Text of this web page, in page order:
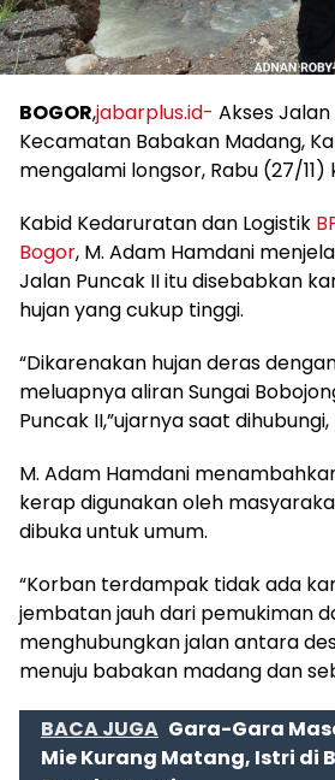
BOGOR,jabarplus.id- Akses Jalan
Kecamatan Babakan Madang,
mengalami longsor, Rabu (27/11)
Kabid Kedaruratan dan Logistik
Bogor, M. Adam Hamdani
Jalan Puncak II itu disebabkan
hujan yang cukup tinggi.
“Dikarenakan hujan deras
meluapnya aliran Sungai
Puncak II,”ujarnya saat dihubungi,
M. Adam Hamdani
kerap digunakan oleh
dibuka untuk umum.
“Korban terdampak tidak ada
jembatan jauh dari pemukiman
menghubungkan jalan antara
menuju babakan madang dan
BACA JUGA Gara-Gara
Mie Kurang Matang, Istri di